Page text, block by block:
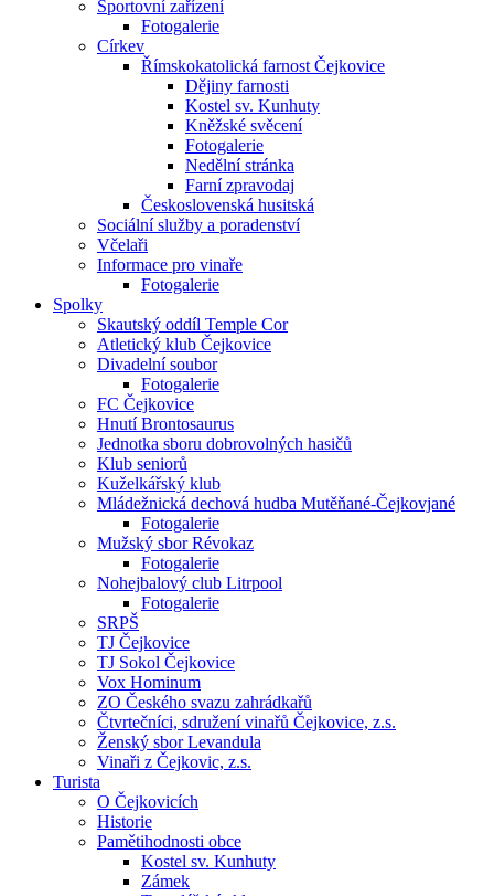
Sportovní zařízení
Fotogalerie
Církev
Římskokatolická farnost Čejkovice
Dějiny farnosti
Kostel sv. Kunhuty
Kněžské svěcení
Fotogalerie
Nedělní stránka
Farní zpravodaj
Československá husitská
Sociální služby a poradenství
Včelaři
Informace pro vinaře
Fotogalerie
Spolky
Skautský oddíl Temple Cor
Atletický klub Čejkovice
Divadelní soubor
Fotogalerie
FC Čejkovice
Hnutí Brontosaurus
Jednotka sboru dobrovolných hasičů
Klub seniorů
Kuželkářský klub
Mládežnická dechová hudba Mutěňané-Čejkovjané
Fotogalerie
Mužský sbor Révokaz
Fotogalerie
Nohejbalový club Litrpool
Fotogalerie
SRPŠ
TJ Čejkovice
TJ Sokol Čejkovice
Vox Hominum
ZO Českého svazu zahrádkařů
Čtvrtečníci, sdružení vinařů Čejkovice, z.s.
Ženský sbor Levandula
Vinaři z Čejkovic, z.s.
Turista
O Čejkovicích
Historie
Pamětihodnosti obce
Kostel sv. Kunhuty
Zámek